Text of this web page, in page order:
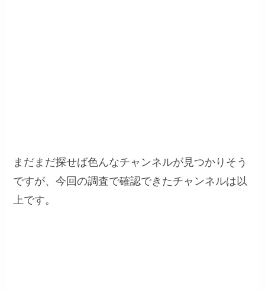
まだまだ探せば色んなチャンネルが見つかりそう
ですが、今回の調査で確認できたチャンネルは以
上です。